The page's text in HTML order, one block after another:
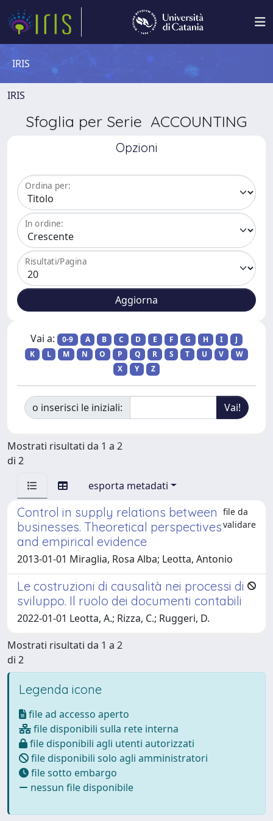
IRIS
IRIS
Sfoglia per Serie ACCOUNTING
Opzioni
Ordina per:
In ordine:
Risultati/Pagina
Vai a: 0-9 A B C D E F G H I
J
K
L M N O P Q R S T U V
W
X
Y Z
o inserisci le iniziali:
Mostrati risultati da 1 a 2
di 2
esporta metadati
Control in supply relations between
businesses. Theoretical perspectives
and empirical evidence
file da
validare
2013-01-01 Miraglia, Rosa Alba; Leotta, Antonio
Le costruzioni di causalità nei processi di
sviluppo. Il ruolo dei documenti contabili
2022-01-01 Leotta, A.; Rizza, C.; Ruggeri, D.
Mostrati risultati da 1 a 2
di 2
Legenda icone
file ad accesso aperto
file disponibili sulla rete interna
file disponibili agli utenti autorizzati
file disponibili solo agli amministratori
file sotto embargo
nessun file disponibile